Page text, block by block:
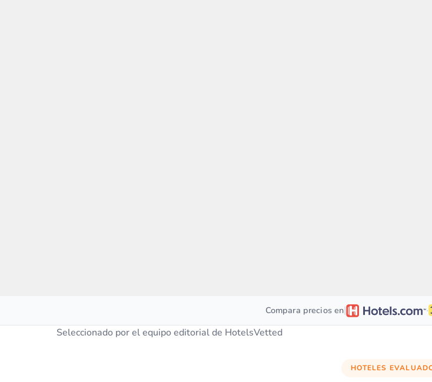
Compara precios en| ·
Seleccionado por el equipo editorial de HotelsVetted
HOTELES